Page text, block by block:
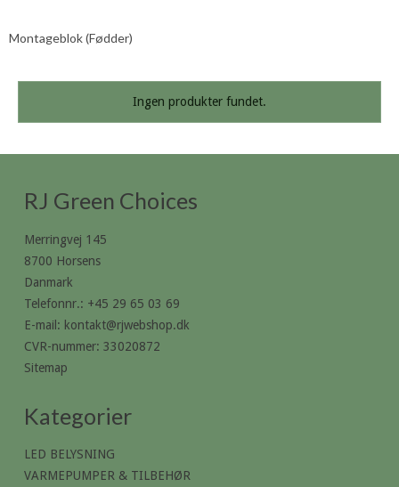
Montageblok (Fødder)
Ingen produkter fundet.
RJ Green Choices
Merringvej 145
8700 Horsens
Danmark
Telefonnr.: +45 29 65 03 69
E-mail : kontakt@rjwebshop.dk
CVR-nummer: 33020872
Sitemap
Kategorier
LED BELYSNING
VARMEPUMPER & TILBEHØR